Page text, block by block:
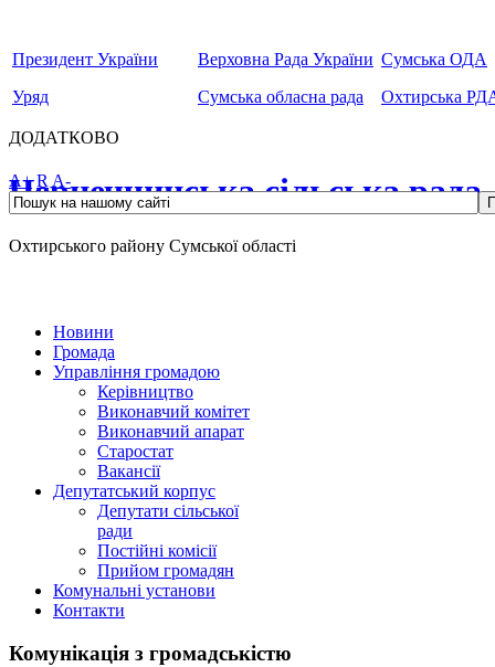
Президент України
Уряд
Верховна Рада України
Сумська обласна рада
Сумська ОДА
Охтирська
ДОДАТКОВО
Чернеччинська сільська рада
Охтирського району Сумської області
A+ RA-
Новини
Громада
Управління громадою
Керівництво
Виконавчий комітет
Виконавчий апарат
Старостат
Вакансії
Депутатський корпус
Депутати сільської
ради
Постійні комісії
Прийом громадян
Комунальні установи
Контакти
Комунікація з громадськістю